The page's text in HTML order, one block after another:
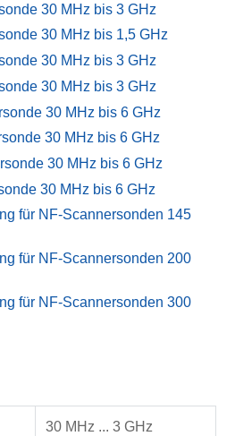
30 MHz bis 3 GHz
30 MHz bis 1,5 GHz
30 MHz bis 3 GHz
30 MHz bis 3 GHz
30 MHz bis 6 GHz
30 MHz bis 6 GHz
30 MHz bis 6 GHz
30 MHz bis 6 GHz
für NF-Scannersonden 145
für NF-Scannersonden 200
für NF-Scannersonden 300
30 MHz ... 3 GHz